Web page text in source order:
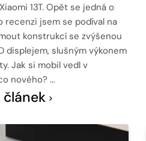
13T. Opět se jedná o
jsem se podíval na
konstrukcí se zvýšenou
displejem, slušným výkonem
Jak si mobil vedl v
nového? …
článek